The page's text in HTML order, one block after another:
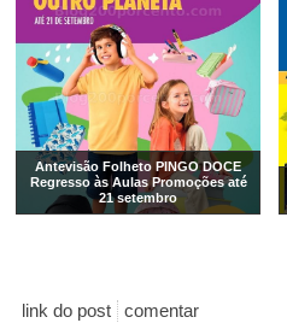
Antevisão Folheto PINGO DOCE
Regresso às Aulas Promoções até
21 setembro
link do post comentar